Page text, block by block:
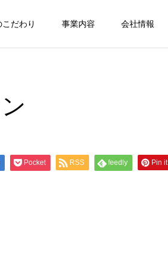
だわり 事業内容 会社情報
Pocket RSS feedly Pin it